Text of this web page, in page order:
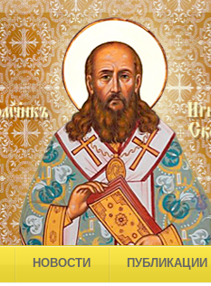
НОВОСТИ ПУБЛИКАЦИИ